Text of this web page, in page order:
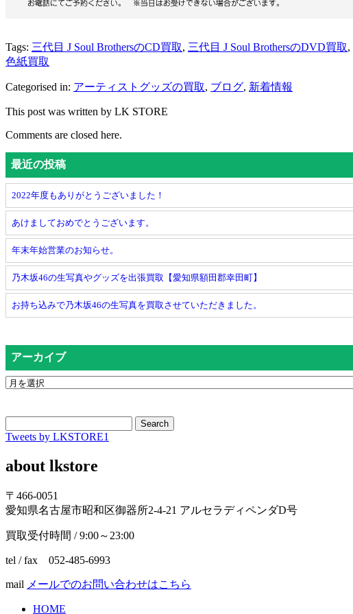
Tags: 三代目 J Soul BrothersのCD買取, 三代目 J Soul BrothersのDVD買取,
色紙買取
Categorised in: アーティストグッズの買取, ブログ, 新着情報
This post was written by LK STORE
Comments are closed here.
最近の投稿
2022年度もありがとうございました！
あけましておめでとうございます。
年末年始営業のお知らせ。
乃木坂46の生写真やグッズを出張買取【愛知県額田郡幸田町】
お持ち込みで乃木坂46の生写真を買取させていただきました。
アーカイブ
Search
Tweets by LKSTORE1
about lkstore
〒466-0051
愛知県名古屋市昭和区御器所2-4-21 アルセラディペンダD号
買取受付時間 / 9:00～23:00
tel / fax 052-485-6993
mail メールでのお問い合わせはこちら
HOME